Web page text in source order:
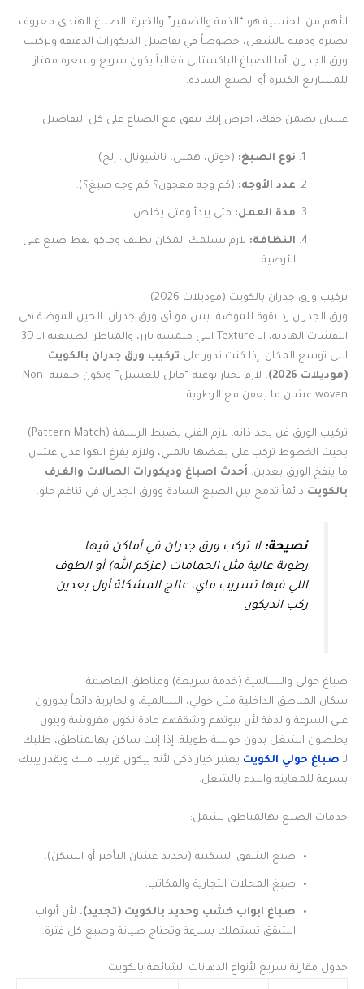
الأهم من الجنسية هو “الذمة والضمير” والخبرة. الصباغ الهندي معروف
بصبره ودقته بالشغل، خصوصاً في تفاصيل الديكورات الدقيقة وتركيب
ورق الجدران. أما الصباغ الباكستاني فغالباً يكون سريع وسعره ممتاز
للمشاريع الكبيرة أو الصبغ السادة.
عشان تضمن حقك، احرص إنك تتفق مع الصباغ على كل التفاصيل:
نوع الصبغ: (جوتن، همبل، ناشيونال.. إلخ).
عدد الأوجه: (كم وجه معجون؟ كم وجه صبغ؟).
مدة العمل: متى يبدأ ومتى يخلص.
النظافة: لازم يسلمك المكان نظيف وماكو نقط صبغ على
الأرضية.
تركيب ورق جدران بالكويت (موديلات 2026)
ورق الجدران رد بقوة للموضة، بس مو أي ورق جدران. الحين الموضة هي
النقشات الهادية، الـ Texture اللي ملمسه بارز، والمناظر الطبيعية الـ 3D
اللي توسع المكان. إذا كنت تدور على تركيب ورق جدران بالكويت
(موديلات 2026)
، لازم تختار نوعية “قابل للغسيل” وتكون خلفيته Non-
woven عشان ما يعفن مع الرطوبة.
تركيب الورق فن بحد ذاته. لازم الفني يضبط الرسمة (Pattern Match)
بحيث الخطوط تركب على بعضها بالملي، ولازم يفرغ الهوا عدل عشان
ما ينفخ الورق بعدين. أحدث اصباغ وديكورات الصالات والغرف
بالكويت دائماً تدمج بين الصبغ السادة وورق الجدران في تناغم حلو.
نصيحة: لا تركب ورق جدران في أماكن فيها
رطوبة عالية مثل الحمامات (عزكم الله) أو الطوف
اللي فيها تسريب ماي، عالج المشكلة أول بعدين
ركب الديكور.
صباغ حولي والسالمية (خدمة سريعة) ومناطق العاصمة
سكان المناطق الداخلية مثل حولي، السالمية، والجابرية دائماً يدورون
على السرعة والدقة لأن بيوتهم وشققهم عادة تكون مفروشة ويبون
يخلصون الشغل بدون حوسة طويلة. إذا إنت ساكن بهالمناطق، طلبك
لـ صباغ حولي الكويت يعتبر خيار ذكي لأنه بيكون قريب منك ويقدر يييك
بسرعة للمعاينه والبدء بالشغل.
خدمات الصبغ بهالمناطق تشمل:
صبغ الشقق السكنية (تجديد عشان التأجير أو السكن).
صبغ المحلات التجارية والمكاتب.
صباغ ابواب خشب وحديد بالكويت (تجديد)، لأن أبواب
الشقق تستهلك بسرعة وتحتاج صيانة وصبغ كل فترة.
جدول مقارنة سريع لأنواع الدهانات الشائعة بالكويت